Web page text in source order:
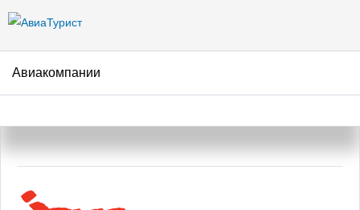
Авиакомпании
Авиакомпания Jazz Aviation –
отзывы пассажиров